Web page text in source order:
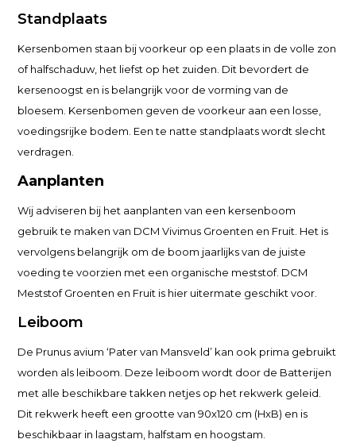
Standplaats
Kersenbomen staan bij voorkeur op een plaats in de volle zon
of halfschaduw, het liefst op het zuiden. Dit bevordert de
kersenoogst en is belangrijk voor de vorming van de
bloesem. Kersenbomen geven de voorkeur aan een losse,
voedingsrijke bodem. Een te natte standplaats wordt slecht
verdragen.
Aanplanten
Wij adviseren bij het aanplanten van een kersenboom
gebruik te maken van DCM Vivimus Groenten en Fruit. Het is
vervolgens belangrijk om de boom jaarlijks van de juiste
voeding te voorzien met een organische meststof. DCM
Meststof Groenten en Fruit is hier uitermate geschikt voor.
Leiboom
De Prunus avium ‘Pater van Mansveld’ kan ook prima gebruikt
worden als leiboom. Deze leiboom wordt door de Batterijen
met alle beschikbare takken netjes op het rekwerk geleid.
Dit rekwerk heeft een grootte van 90x120 cm (HxB) en is
beschikbaar in laagstam, halfstam en hoogstam.